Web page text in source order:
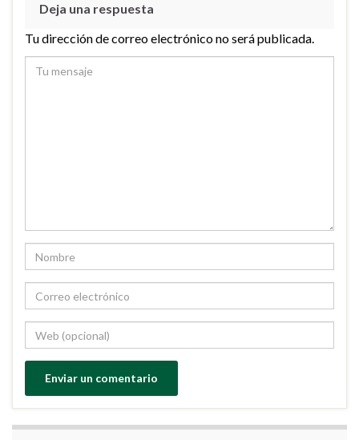
Deja una respuesta
Tu dirección de correo electrónico no será publicada.